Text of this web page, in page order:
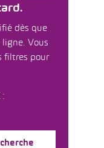
dès que
ligne. Vous
filtres pour
: